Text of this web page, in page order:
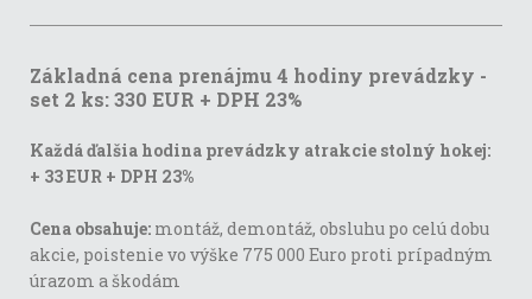
Základná cena prenájmu 4 hodiny prevádzky -
set 2 ks: 330 EUR + DPH 23%
Každá ďalšia hodina prevádzky atrakcie stolný hokej:
+ 33 EUR + DPH 23%
Cena obsahuje: montáž, demontáž, obsluhu po celú dobu
akcie, poistenie vo výške 775 000 Euro proti prípadným
úrazom a škodám